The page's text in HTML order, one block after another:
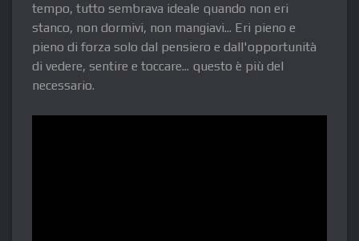
tempo, tutto sembrava ideale quando non eri
stanco, non dormivi, non mangiavi... Eri pieno e
pieno di forza solo dal pensiero e dall'opportunità
di vedere, sentire e toccare... questo è più del
necessario.